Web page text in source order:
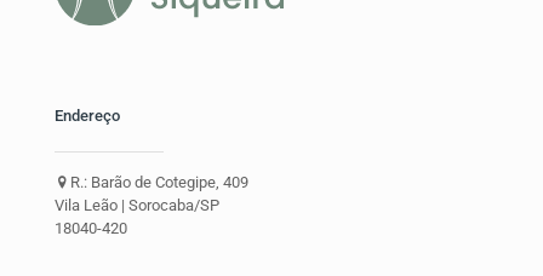
Endereço
R.: Barão de Cotegipe, 409
Vila Leão | Sorocaba/SP
18040-420